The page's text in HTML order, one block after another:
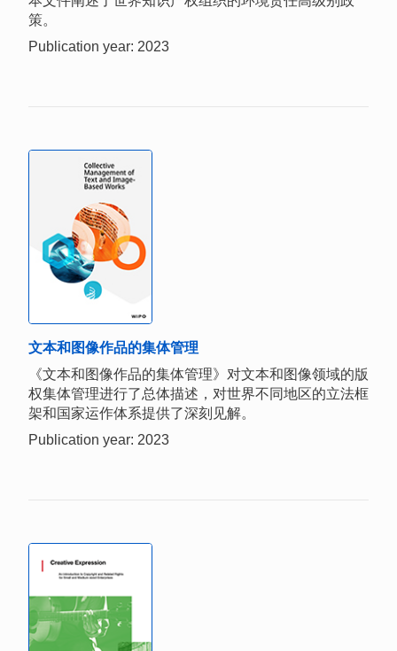
策。
Publication year: 2023
文本和图像作品的集体管理
《文本和图像作品的集体管理》对文本和图像领域的版
权集体管理进行了总体描述，对世界不同地区的立法框
架和国家运作体系提供了深刻见解。
Publication year: 2023